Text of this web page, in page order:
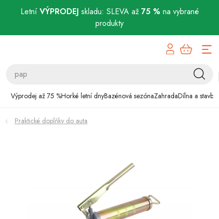
Letní VÝPRODEJskladu: SLEVA až 75 % na vybrané
produkty
Výprodej až 75 %Horké letní dnyBazénová sezónaZahradaDílna a stavba
Bazénová sezóna
Zahrada
Chovatelské potřeby
Praktické doplňky do auta